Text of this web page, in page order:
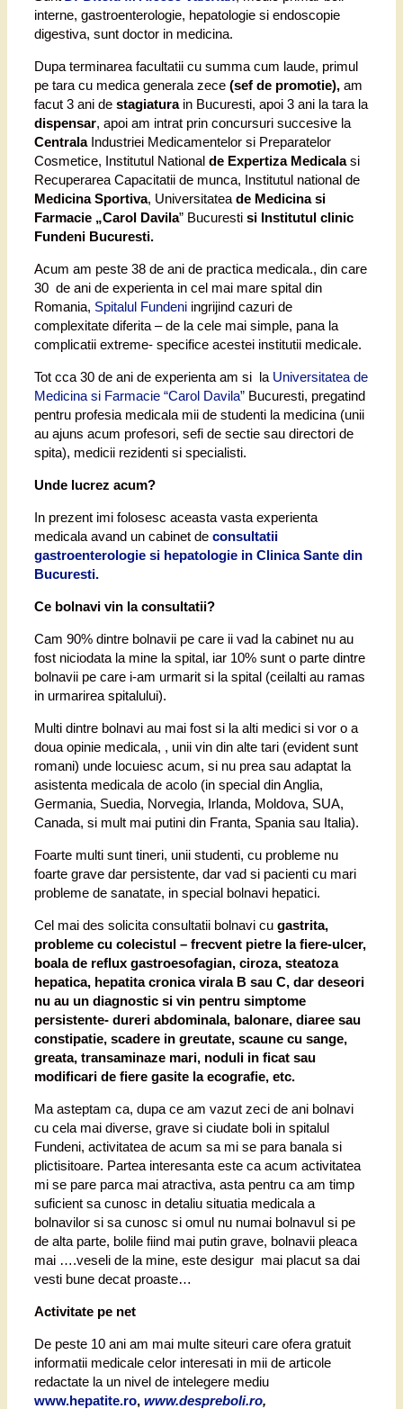
interne, gastroenterologie, hepatologie si endoscopie
digestiva, sunt doctor in medicina.
Dupa terminarea facultatii cu summa cum laude, primul
pe tara cu medica generala zece (sef de promotie), am
facut 3 ani de stagiaturain Bucuresti, apoi 3 ani la tara la
dispensar, apoi am intrat prin concursuri succesive la
CentralaIndustriei Medicamentelor si Preparatelor
Cosmetice, Institutul National de Expertiza Medicalasi
Recuperarea Capacitatii de munca, Institutul national de
Medicina Sportiva, Universitatea de Medicina si
Farmacie „Carol Davila” Bucuresti si Institutul clinic
Fundeni Bucuresti.
Acum am peste 38 de ani de practica medicala., din care
30 de ani de experienta in cel mai mare spital din
Romania, Spitalul Fundeni ingrijind cazuri de
complexitate diferita – de la cele mai simple, pana la
complicatii extreme- specifice acestei institutii medicale.
Tot cca 30 de ani de experienta am si la Universitatea de
Medicina si Farmacie “Carol Davila” Bucuresti, pregatind
pentru profesia medicala mii de studenti la medicina (unii
au ajuns acum profesori, sefi de sectie sau directori de
spita), medicii rezidenti si specialisti.
Unde lucrez acum?
In prezent imi folosesc aceasta vasta experienta
medicala avand un cabinet de consultatii
gastroenterologie si hepatologie in Clinica Sante din
Bucuresti.
Ce bolnavi vin la consultatii?
Cam 90% dintre bolnavii pe care ii vad la cabinet nu au
fost niciodata la mine la spital, iar 10% sunt o parte dintre
bolnavii pe care i-am urmarit si la spital (ceilalti au ramas
in urmarirea spitalului).
Multi dintre bolnavi au mai fost si la alti medici si vor o a
doua opinie medicala, , unii vin din alte tari (evident sunt
romani) unde locuiesc acum, si nu prea sau adaptat la
asistenta medicala de acolo (in special din Anglia,
Germania, Suedia, Norvegia, Irlanda, Moldova, SUA,
Canada, si mult mai putini din Franta, Spania sau Italia).
Foarte multi sunt tineri, unii studenti, cu probleme nu
foarte grave dar persistente, dar vad si pacienti cu mari
probleme de sanatate, in special bolnavi hepatici.
Cel mai des solicita consultatii bolnavi cu gastrita,
probleme cu colecistul – frecvent pietre la fiere-ulcer,
boala de reflux gastroesofagian, ciroza, steatoza
hepatica, hepatita cronica virala B sau C, dar deseori
nu au un diagnostic si vin pentru simptome
persistente- dureri abdominala, balonare, diaree sau
constipatie, scadere in greutate, scaune cu sange,
greata, transaminaze mari, noduli in ficat sau
modificari de fiere gasite la ecografie, etc.
Ma asteptam ca, dupa ce am vazut zeci de ani bolnavi
cu cela mai diverse, grave si ciudate boli in spitalul
Fundeni, activitatea de acum sa mi se para banala si
plictisitoare. Partea interesanta este ca acum activitatea
mi se pare parca mai atractiva, asta pentru ca am timp
suficient sa cunosc in detaliu situatia medicala a
bolnavilor si sa cunosc si omul nu numai bolnavul si pe
de alta parte, bolile fiind mai putin grave, bolnavii pleaca
mai ….veseli de la mine, este desigur mai placut sa dai
vesti bune decat proaste…
Activitate pe net
De peste 10 ani am mai multe siteuri care ofera gratuit
informatii medicale celor interesati in mii de articole
redactate la un nivel de intelegere mediu
www.hepatite.ro, www.despreboli.ro,